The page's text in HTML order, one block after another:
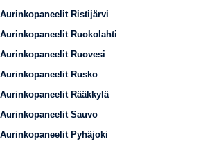
Aurinkopaneelit Ristijärvi
Aurinkopaneelit Ruokolahti
Aurinkopaneelit Ruovesi
Aurinkopaneelit Rusko
Aurinkopaneelit Rääkkylä
Aurinkopaneelit Sauvo
Aurinkopaneelit Pyhäjoki